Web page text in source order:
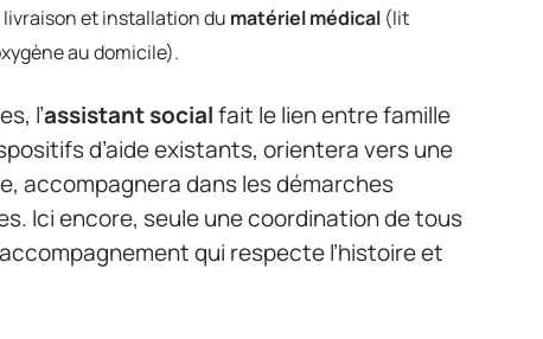
livraison et installation du matériel médical (lit
au domicile).
l’assistant socialfait le lien entre famille
d’aide existants, orientera vers une
accompagnera dans les démarches
Ici encore, seule une coordination de tous
qui respecte l’histoire et